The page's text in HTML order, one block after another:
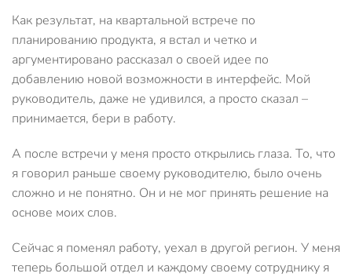
Как результат, на квартальной встрече по
планированию продукта, я встал и четко и
аргументировано рассказал о своей идее по
добавлению новой возможности в интерфейс. Мой
руководитель, даже не удивился, а просто сказал –
принимается, бери в работу.
А после встречи у меня просто открылись глаза. То, что
я говорил раньше своему руководителю, было очень
сложно и не понятно. Он и не мог принять решение на
основе моих слов.
Сейчас я поменял работу, уехал в другой регион. У меня
теперь большой отдел и каждому своему сотруднику я